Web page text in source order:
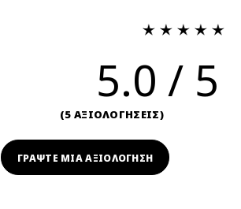
5.0
5 ΑΞΙΟΛΟΓΗΣΕΙΣ
ΓΡΆΨΤΕ ΜΙΑ ΑΞΙΟΛΟΓΗΣΗ